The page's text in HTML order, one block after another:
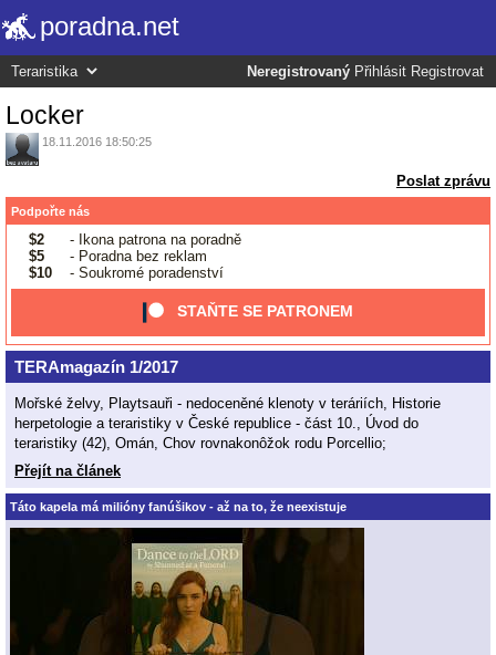
poradna.net
Neregistrovaný Přihlásit Registrovat
Locker
18.11.2016 18:50:25
Poslat zprávu
Podpořte nás
$2
- Ikona patrona na poradně
$5
- Poradna bez reklam
$10
- Soukromé poradenství
STAŇTE SE PATRONEM
TERAmagazín 1/2017
Mořské želvy, Playtsauři - nedoceněné klenoty v teráriích, Historie
herpetologie a teraristiky v České republice - část 10., Úvod do
teraristiky (42), Omán, Chov rovnakonôžok rodu Porcellio;
Přejít na článek
Táto kapela má milióny fanúšikov - až na to, že neexistuje